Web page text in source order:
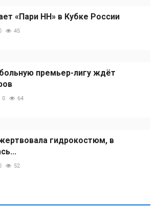
«Пари НН» в Кубке России
45
премьер-лигу ждёт
0 64
гидрокостюм, в
52